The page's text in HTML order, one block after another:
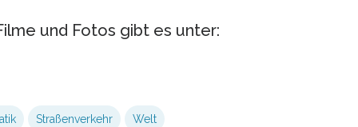
und Fotos gibt es unter:
Straßenverkehr Welt